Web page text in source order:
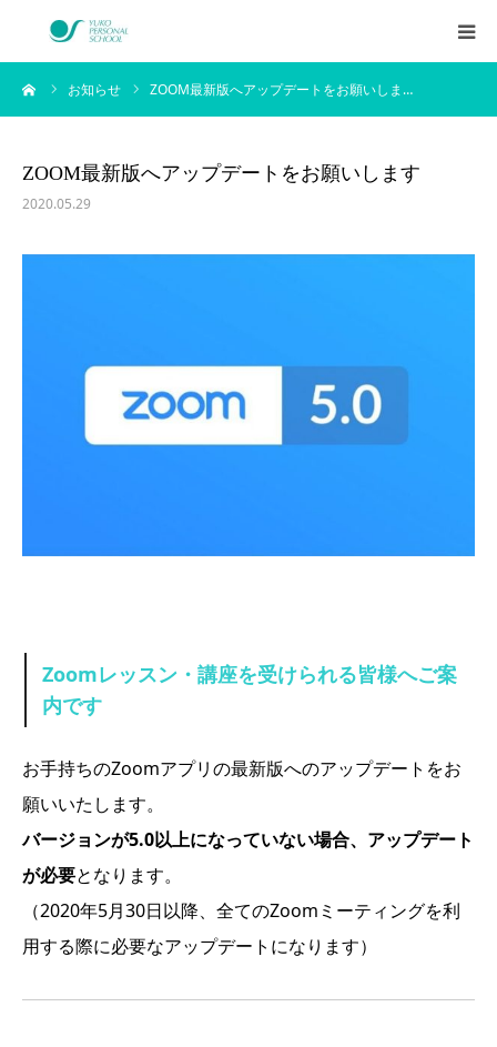
お知らせ ZOOM最新版へアップデートをお願いしま…
ZOOM最新版へアップデートをお願いします
2020.05.29
Zoomレッスン・講座を受けられる皆様へご案
内です
お手持ちのZoomアプリの最新版へのアップデートをお
願いいたします。
バージョンが5.0以上になっていない場合、アップデート
が必要となります。
（2020年5月30日以降、全てのZoomミーティングを利
用する際に必要なアップデートになります）
西村侑剛プロフィール
お客様の声